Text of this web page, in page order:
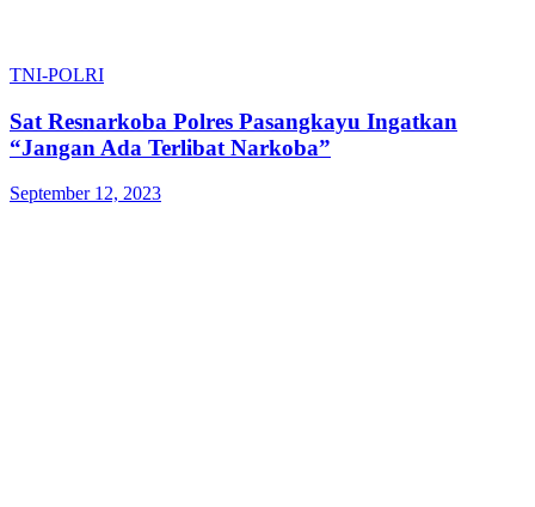
TNI-POLRI
Sat Resnarkoba Polres Pasangkayu Ingatkan
“Jangan Ada Terlibat Narkoba”
September 12, 2023